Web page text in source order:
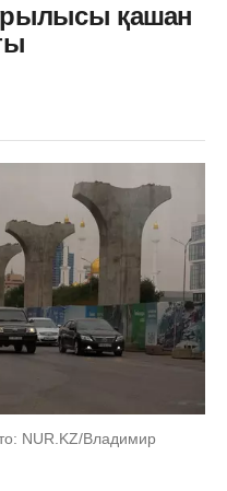
қашан
NUR.KZ/Владимир